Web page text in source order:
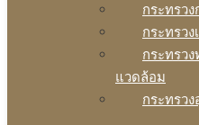
กระทรว
กระทรว
กระทรว
แวดล้อม
กระทรว